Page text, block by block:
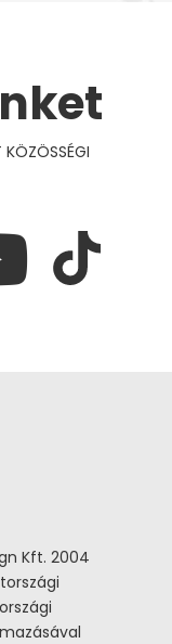
KÖZÖSSÉGI
Kft. 2004